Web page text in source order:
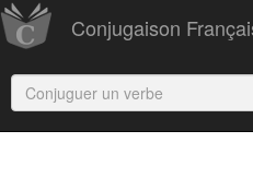
Conjugaison